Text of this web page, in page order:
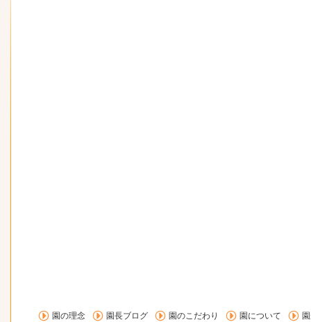
園の理念 園長ブログ 園のこだわり 園について